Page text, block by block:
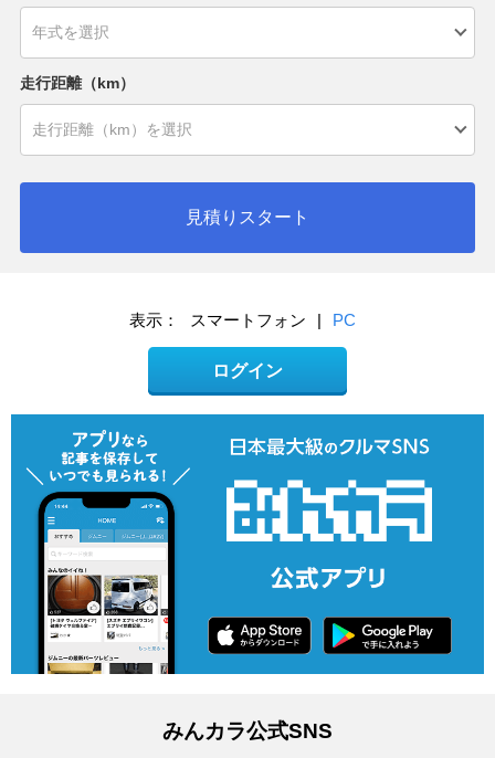
走行距離（km）
見積りスタート
表示： スマートフォン | PC
ログイン
みんカラ公式SNS